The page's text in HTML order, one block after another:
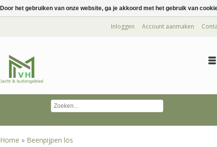
Inloggen Account aanmaken
Home » Beenpijpen los
Door het gebruiken van onze website, ga je akkoord met het gebruik van